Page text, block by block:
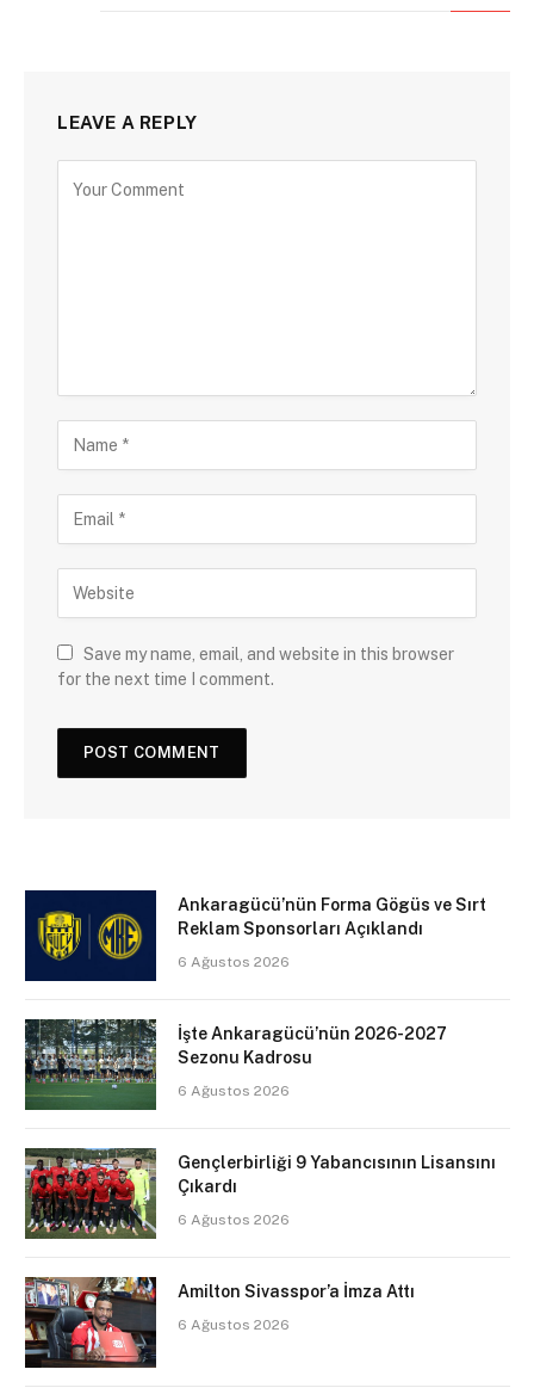
LEAVE A REPLY
Save my name, email, and website in this browser
for the next time I comment.
Ankaragücü’nün Forma Gögüs ve Sırt
Reklam Sponsorları Açıklandı
6 Ağustos 2026
İşte Ankaragücü’nün 2026-2027
Sezonu Kadrosu
6 Ağustos 2026
Gençlerbirliği 9 Yabancısının Lisansını
Çıkardı
6 Ağustos 2026
Amilton Sivasspor’a İmza Attı
6 Ağustos 2026